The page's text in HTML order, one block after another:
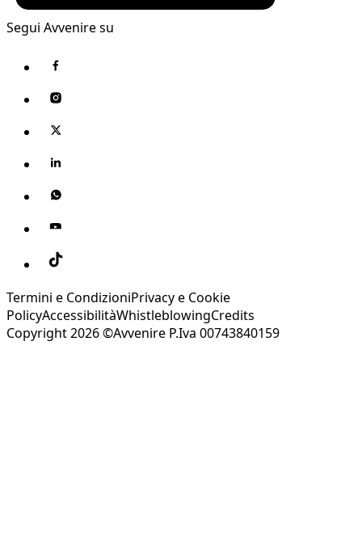
Segui Avvenire su
Termini e CondizioniPrivacy e Cookie
PolicyAccessibilitàWhistleblowingCredits
Copyright 2026 ©Avvenire P.Iva 00743840159